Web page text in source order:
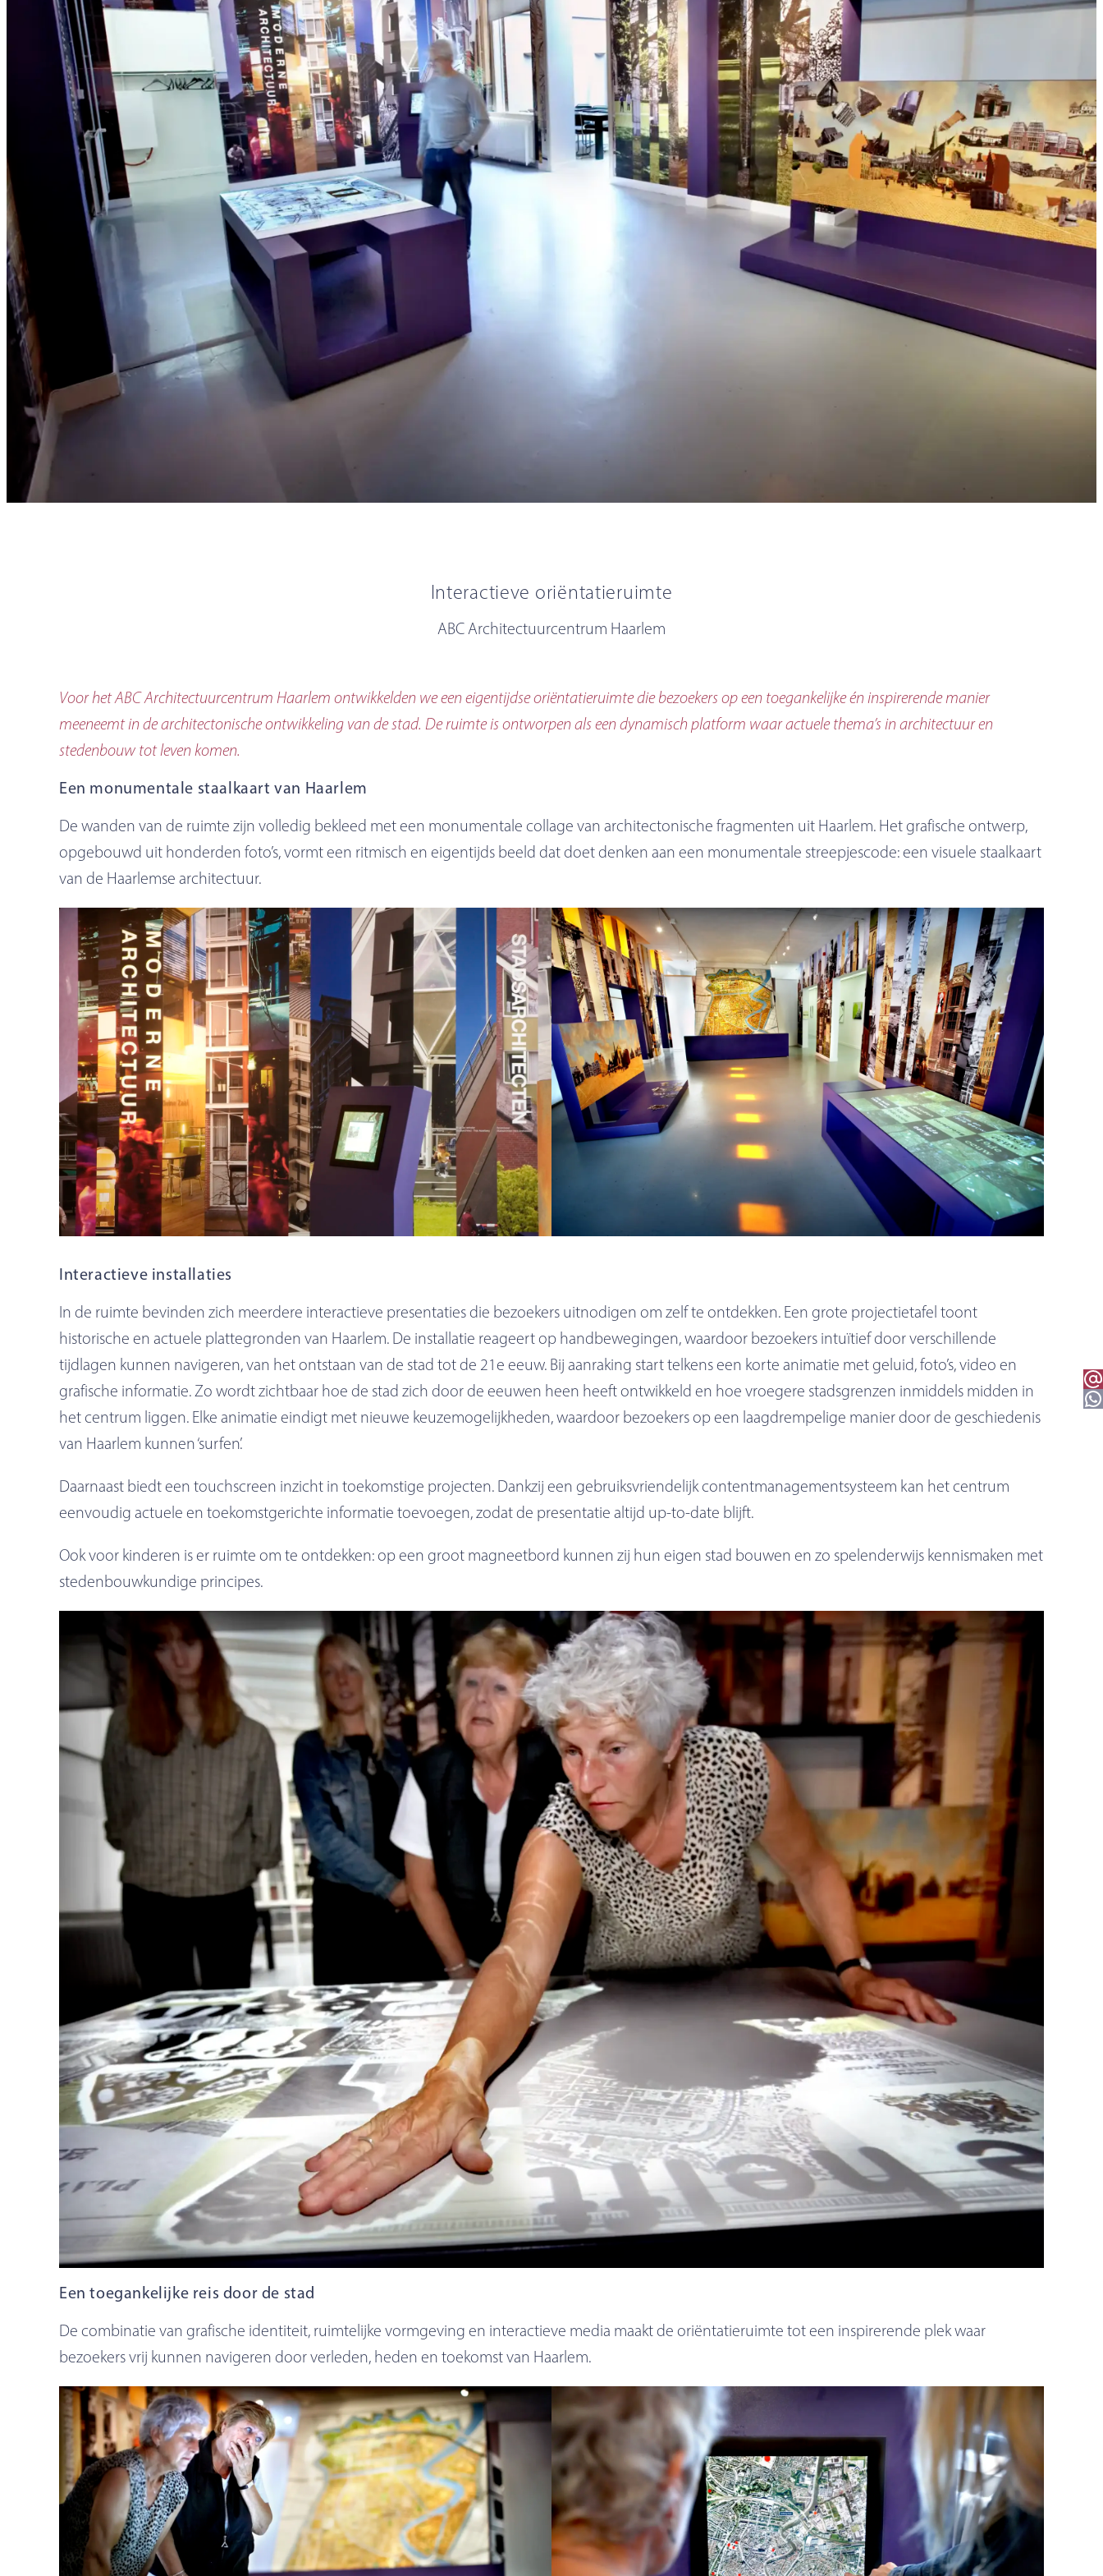
Interactieve oriëntatieruimte
ABC Architectuurcentrum Haarlem
Voor het ABC Architectuurcentrum Haarlem ontwikkelden we een eigentijdse oriëntatieruimte die bezoekers op een toegankelijke én inspirerende manier
meeneemt in de architectonische ontwikkeling van de stad. De ruimte is ontworpen als een dynamisch platform waar actuele thema’s in architectuur en
stedenbouw tot leven komen.
Een monumentale staalkaart van Haarlem
De wanden van de ruimte zijn volledig bekleed met een monumentale collage van architectonische fragmenten uit Haarlem. Het grafische ontwerp,
opgebouwd uit honderden foto’s, vormt een ritmisch en eigentijds beeld dat doet denken aan een monumentale streepjescode: een visuele staalkaart
van de Haarlemse architectuur.
Interactieve installaties
In de ruimte bevinden zich meerdere interactieve presentaties die bezoekers uitnodigen om zelf te ontdekken. Een grote projectietafel toont
historische en actuele plattegronden van Haarlem. De installatie reageert op handbewegingen, waardoor bezoekers intuïtief door verschillende
tijdlagen kunnen navigeren, van het ontstaan van de stad tot de 21e eeuw. Bij aanraking start telkens een korte animatie met geluid, foto’s, video en
grafische informatie. Zo wordt zichtbaar hoe de stad zich door de eeuwen heen heeft ontwikkeld en hoe vroegere stadsgrenzen inmiddels midden in
het centrum liggen. Elke animatie eindigt met nieuwe keuzemogelijkheden, waardoor bezoekers op een laagdrempelige manier door de geschiedenis
van Haarlem kunnen ‘surfen’.
Daarnaast biedt een touchscreen inzicht in toekomstige projecten. Dankzij een gebruiksvriendelijk contentmanagementsysteem kan het centrum
eenvoudig actuele en toekomstgerichte informatie toevoegen, zodat de presentatie altijd up-to-date blijft.
Ook voor kinderen is er ruimte om te ontdekken: op een groot magneetbord kunnen zij hun eigen stad bouwen en zo spelenderwijs kennismaken met
stedenbouwkundige principes.
Een toegankelijke reis door de stad
De combinatie van grafische identiteit, ruimtelijke vormgeving en interactieve media maakt de oriëntatieruimte tot een inspirerende plek waar
bezoekers vrij kunnen navigeren door verleden, heden en toekomst van Haarlem.